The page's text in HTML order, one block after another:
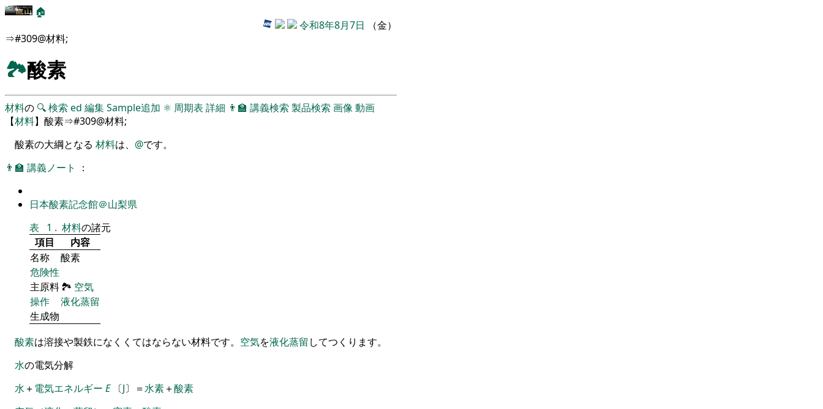
🏠
令和8年8月7日 （金）
⇒#309@材料;
🏞酸素
材料の 🔍検索 ed 編集Sample追加 ⚛ 周期表 詳細 👨‍🏫 講義検索 製品検索 画像動画
【材料】酸素⇒#309@材料;
酸素の大綱となる 材料は、 @です。
👨‍🏫 講義ノート ：
日本酸素記念館＠山梨県
表
1 . 材料の諸元
項目
内容
名称
酸素
危険性
主原料🏞 空気
操作
液化蒸留
生成物
酸素は溶接や製鉄になくくてはならない材料です。 空気を液化蒸留 してつくります。
水の電気分解
水＋電気エネルギー E〔J〕 ＝水素＋酸素